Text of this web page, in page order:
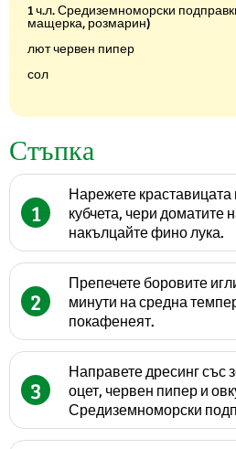
1 ч.л. Средиземноморски
мащерка, розмарин)
лют червен пипер
сол
Стъпка
1
Нарежете краставицата
кубчета, чери доматите
накълцайте фино лука.
2
Препечете боровите
минути на средна
покафенеят.
3
Направете дресинг със
оцет, червен пипер и
Средиземноморски